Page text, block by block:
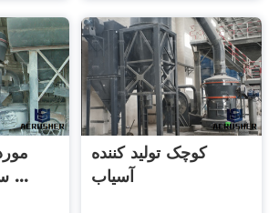
سنگ شکن فکی ...
کوچک تولید کننده
آسیاب